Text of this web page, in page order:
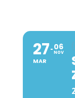
27
MAR
06
NOV